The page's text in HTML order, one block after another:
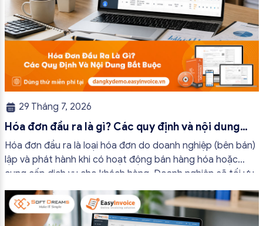
29 Tháng 7, 2026
Hóa đơn đầu ra là gì? Các quy định và nội dung
bắt buộc mới nhất
Hóa đơn đầu ra là loại hóa đơn do doanh nghiệp (bên bán)
lập và phát hành khi có hoạt động bán hàng hóa hoặc
cung cấp dịch vụ cho khách hàng. Doanh nghiệp sẽ tối ưu
quy trình vận hành và tránh được những án phạt hành
chính không đáng có nếu nắm rõ […]